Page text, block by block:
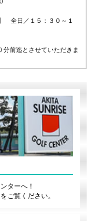
全日／１５：３０～１
前迄とさせていただきま
ターへ！
ご覧ください。